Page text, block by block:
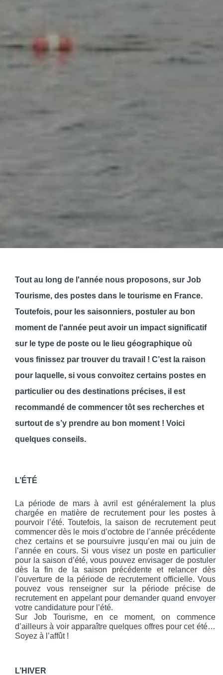
Tout au long de l'année nous proposons, sur Job
Tourisme, des postes dans le tourisme en France.
Toutefois, pour les saisonniers, postuler au bon
moment de l'année peut avoir un impact significatif
sur le type de poste ou le lieu géographique où
vous finissez par trouver du travail ! C’est la raison
pour laquelle, si vous convoitez certains postes en
particulier ou des destinations précises, il est
recommandé de commencer tôt ses recherches et
surtout de s’y prendre au bon moment ! Voici
quelques conseils.
L’ÉTÉ
La période de mars à avril est généralement la plus
chargée en matière de recrutement pour les postes à
pourvoir l’été. Toutefois, la saison de recrutement peut
commencer dès le mois d’octobre de l’année précédente
chez certains et se poursuivre jusqu’en mai ou juin de
l’année en cours. Si vous visez un poste en particulier
pour la saison d’été, vous pouvez envisager de postuler
dès la fin de la saison précédente et relancer dès
l’ouverture de la période de recrutement officielle. Vous
pouvez vous renseigner sur la période précise de
recrutement en appelant pour demander quand envoyer
votre candidature pour l’été.
Sur Job Tourisme, en ce moment, on commence
d’ailleurs à voir apparaître quelques offres pour cet été…
Soyez à l’affût !
L’HIVER